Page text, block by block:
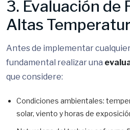
3. Evaluación de
Altas
Antes de implementar
fundamental realizar una
que considere:
Condiciones ambientales:
solar, viento y horas de